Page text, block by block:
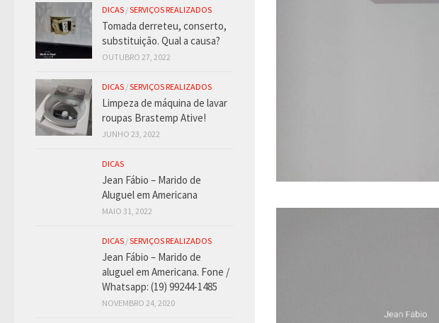
DICAS /SERVIÇOS REALIZADOS
Tomada derreteu, conserto,
substituição. Qual a causa?
OUTUBRO 27, 2022
DICAS /SERVIÇOS REALIZADOS
Limpeza de máquina de lavar
roupas Brastemp Ative!
JUNHO 23, 2022
DICAS
Jean Fábio – Marido de
Aluguel em Americana
MAIO 31, 2022
DICAS /SERVIÇOS REALIZADOS
Jean Fábio – Marido de
aluguel em Americana. Fone /
Whatsapp: (19) 99244-1485
NOVEMBRO 24, 2020